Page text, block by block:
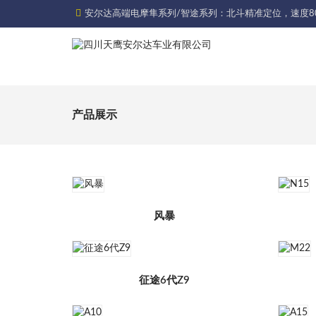
安尔达高端电摩隼系列/智途系列：北斗精准定位，速度
产品展示
风暴
征途6代Z9